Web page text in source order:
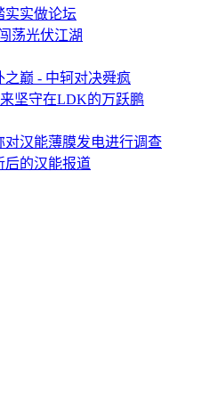
实实做论坛
荡光伏江湖
巅 - 中轲对决舜疯
坚守在LDK的万跃鹏
对汉能薄膜发电进行调查
后的汉能报道